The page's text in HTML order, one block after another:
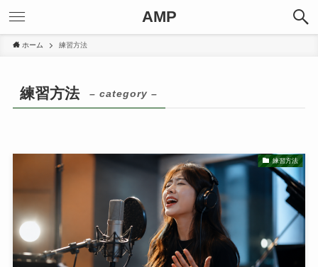
AMP
ホーム 練習方法
練習方法 – category –
練習方法